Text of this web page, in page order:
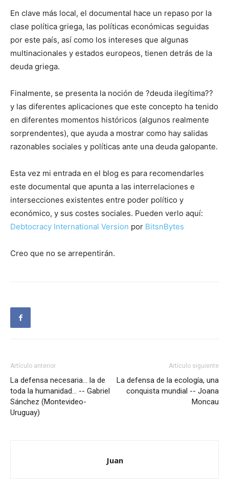
En clave más local, el documental hace un repaso por la
clase política griega, las políticas económicas seguidas
por este país, así como los intereses que algunas
multinacionales y estados europeos, tienen detrás de la
deuda griega.
Finalmente, se presenta la noción de ?deuda ilegítima??
y las diferentes aplicaciones que este concepto ha tenido
en diferentes momentos históricos (algunos realmente
sorprendentes), que ayuda a mostrar como hay salidas
razonables sociales y políticas ante una deuda galopante.
Esta vez mi entrada en el blog es para recomendarles
este documental que apunta a las interrelaciones e
intersecciones existentes entre poder político y
económico, y sus costes sociales. Pueden verlo aquí:
Debtocracy International Version por BitsnBytes
Creo que no se arrepentirán.
Artículo anterior
La defensa necesaria… la de
toda la humanidad… -- Gabriel
Sánchez (Montevideo-
Uruguay)
Artículo siguiente
La defensa de la ecología, una
conquista mundial -- Joana
Moncau
Juan